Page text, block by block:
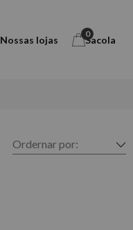
Nossas lojas
0
Sacola